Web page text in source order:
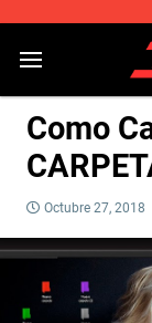
Como
Octubre 27, 2018